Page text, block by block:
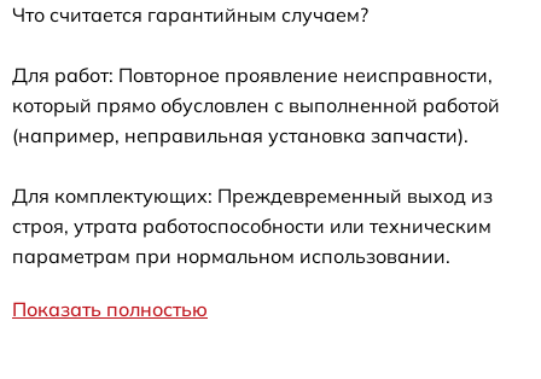
Что считается гарантийным случаем?
Для работ: Повторное проявление неисправности,
который прямо обусловлен с выполненной работой
(например, неправильная установка запчасти).
Для комплектующих: Преждевременный выход из
строя, утрата работоспособности или техническим
параметрам при нормальном использовании.
Показать полностью